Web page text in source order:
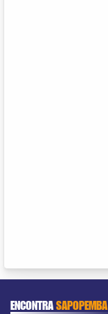
ENCONTRASAPOPEMBA